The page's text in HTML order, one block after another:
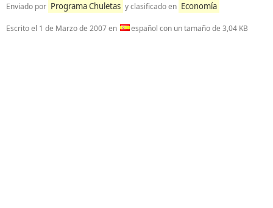
Enviado por Programa Chuletas y clasificado en Economía
Escrito el 1 de Marzo de 2007en español con un tamaño de 3,04 KB